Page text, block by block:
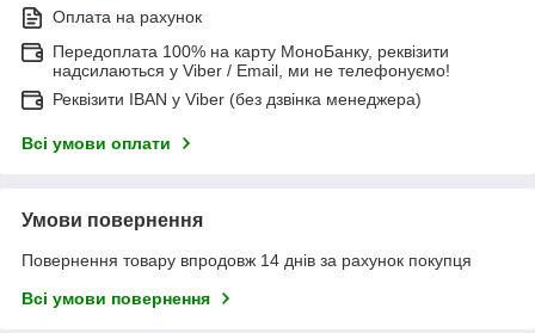
Оплата на рахунок
Передоплата 100% на карту МоноБанку, реквізити
надсилаються у Viber / Email, ми не телефонуємо!
Реквізити IBAN у Viber (без дзвінка менеджера)
Всі умови оплати
Умови повернення
Повернення товару впродовж 14 днів за рахунок покупця
Всі умови повернення